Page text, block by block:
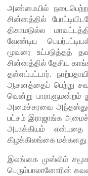
வசந்த
சமரசிங்க!
நெடுந்தீவு
கடற்பரப்பி
ல் சிக்கிய
11 இந்திய
மீனவர்க
ள்
பாக மீட்பு
அண்மையில் நடைபெற்ற
சின்னத்தில்
திகாமடுல்ல
வேண்டிய
மூவரை உட்படுத்தத்
சின்னத்தில் தேசிய
தள்ளப்பட்டார்.
ஆசனத்தைப் பெற்று
வென்று பாராளுமன்றம்
அமைச்சரவை
பட்சம் இராஜாங்க
அபாக்கியம்
கிழக்கிலங்கை மக்களது
இலங்கை முஸ்லிம்
பெரும்பாலானோரின்